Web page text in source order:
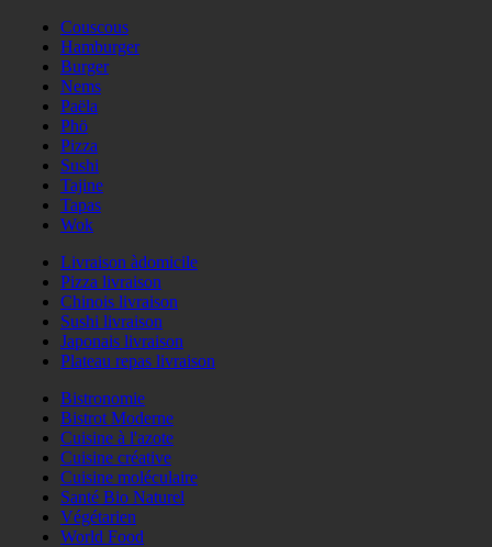
Couscous
Hamburger
Burger
Nems
Paëla
Phö
Pizza
Sushi
Tajine
Tapas
Wok
Livraison àdomicile
Pizza livraison
Chinois livraison
Sushi livraison
Japonais livraison
Plateau repas livraison
Bistronomie
Bistrot Moderne
Cuisine à l'azote
Cuisine créative
Cuisine moléculaire
Santé Bio Naturel
Végétarien
World Food